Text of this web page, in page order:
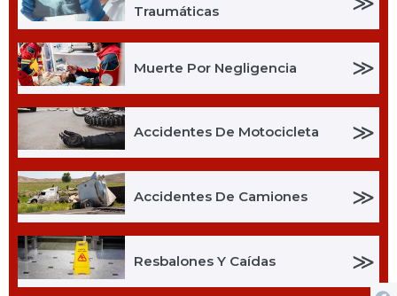
Traumáticas
Muerte Por Negligencia ≫
Accidentes De Motocicleta ≫
Accidentes De Camiones ≫
Resbalones Y Caídas ≫